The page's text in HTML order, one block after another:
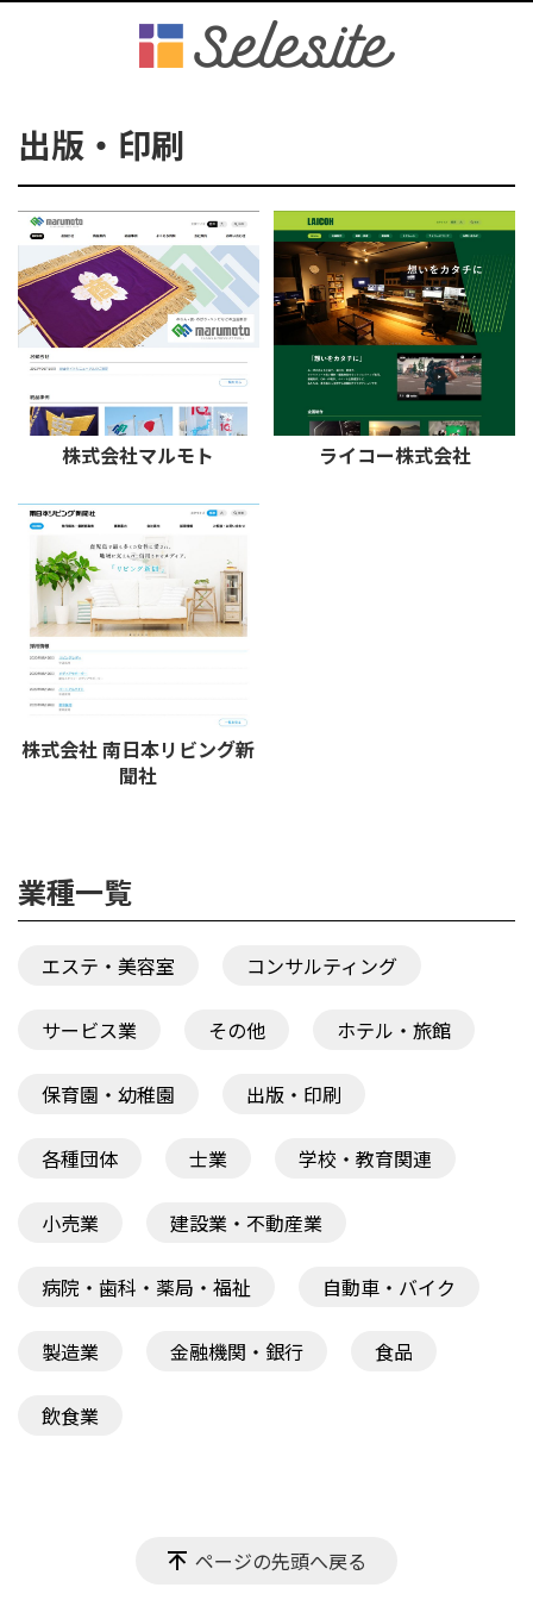
出版・印刷
株式会社マルモト ライコー株式会社
株式会社 南日本リビング新
聞社
業種一覧
エステ・美容室 コンサルティング
サービス業 その他 ホテル・旅館
保育園・幼稚園 出版・印刷
各種団体 士業 学校・教育関連
小売業 建設業・不動産業
病院・歯科・薬局・福祉 自動車・バイク
製造業 金融機関・銀行 食品
飲食業
ページの先頭へ戻る